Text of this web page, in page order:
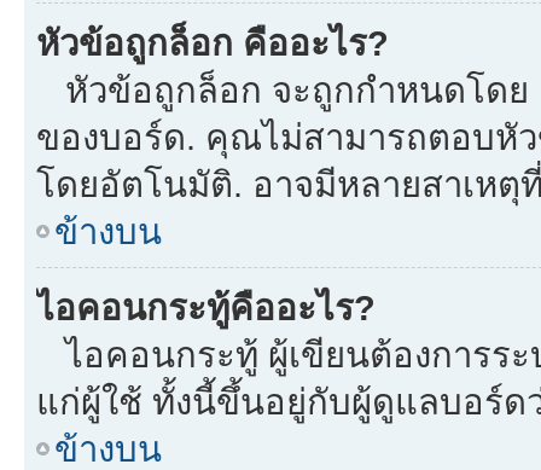
หัวข้อถูกล็อก คืออะไร?
หัวข้อถูกล็อก จะถูกกำหนดโดย
ของบอร์ด. คุณไม่สามารถตอบหั
โดยอัตโนมัติ. อาจมีหลายสาเหตุ
ข้างบน
ไอคอนกระทู้คืออะไร?
ไอคอนกระทู้ ผู้เขียนต้องการร
แก่ผู้ใช้ ทั้งนี้ขึ้นอยู่กับผู้ดูแลบอร์ด
ข้างบน